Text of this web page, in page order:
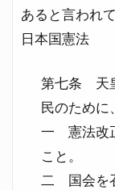
あると言われ
日本国憲法
第七条 天
民のために
一 憲法改
こと。
二 国会を